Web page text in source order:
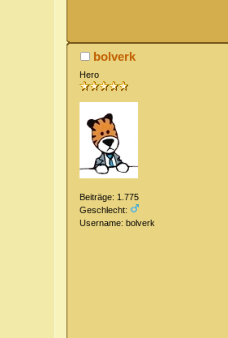
bolverk
Hero
Beiträge: 1.775
Geschlecht:
Username: bolverk